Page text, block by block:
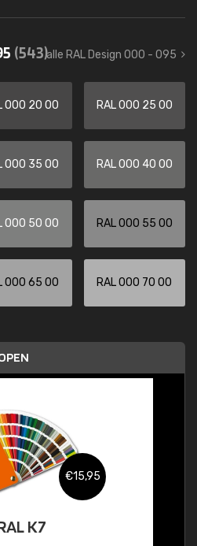
(543)alle RAL Design 000 - 095
000 20 00 RAL 000 25 00
000 35 00 RAL 000 40 00
000 50 00 RAL 000 55 00
000 65 00 RAL 000 70 00
€15,95
K7